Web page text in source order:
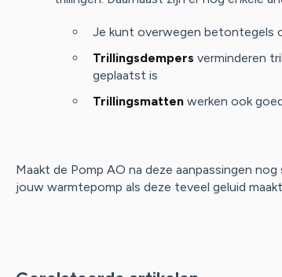
Je kunt overwegen betontegels
Trillingsdempers verminderen
geplaatst is
Trillingsmattenwerken ook
Maakt de Pomp AO na deze aanpassingen
jouw warmtepomp als deze teveel geluid